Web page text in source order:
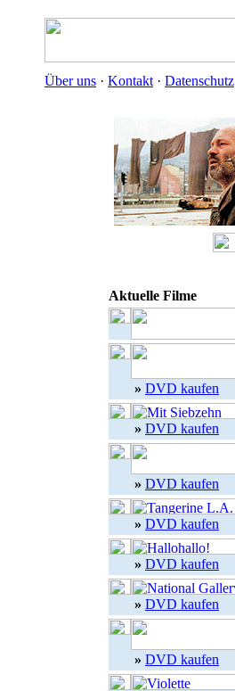
Über uns · Kontakt · Datenschutz
Aktuelle Filme
» DVD kaufen
» DVD kaufen
» DVD kaufen
» DVD kaufen
» DVD kaufen
» DVD kaufen
» DVD kaufen